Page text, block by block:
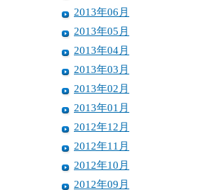
2013年06月
2013年05月
2013年04月
2013年03月
2013年02月
2013年01月
2012年12月
2012年11月
2012年10月
2012年09月